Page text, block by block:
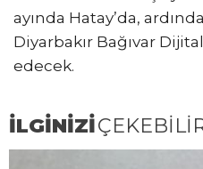
ayında Hatay’da,
Diyarbakır Bağıvar
edecek.
İLGİNİZİ